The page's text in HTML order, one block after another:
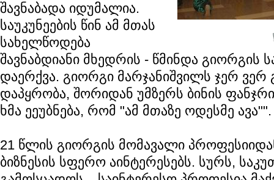
შავნაბადა იდუმალია.
საუკუნეების წინ ამ მთას
სახელწოდება
შავნაბდიანი მხედრის - წმინდა გიორგის
დაერქვა. გიორგი მარჯანიშვილს ჯერ ვერ
დაპყრობა, შორიდან უმზერს ბინის
ხმა ეეუბნება, რომ "ამ მთაზე ოდესმე ავა"".
21 წლის გიორგის მომავალი
ბიზნესის სფერო აინტერესებს. სურს,